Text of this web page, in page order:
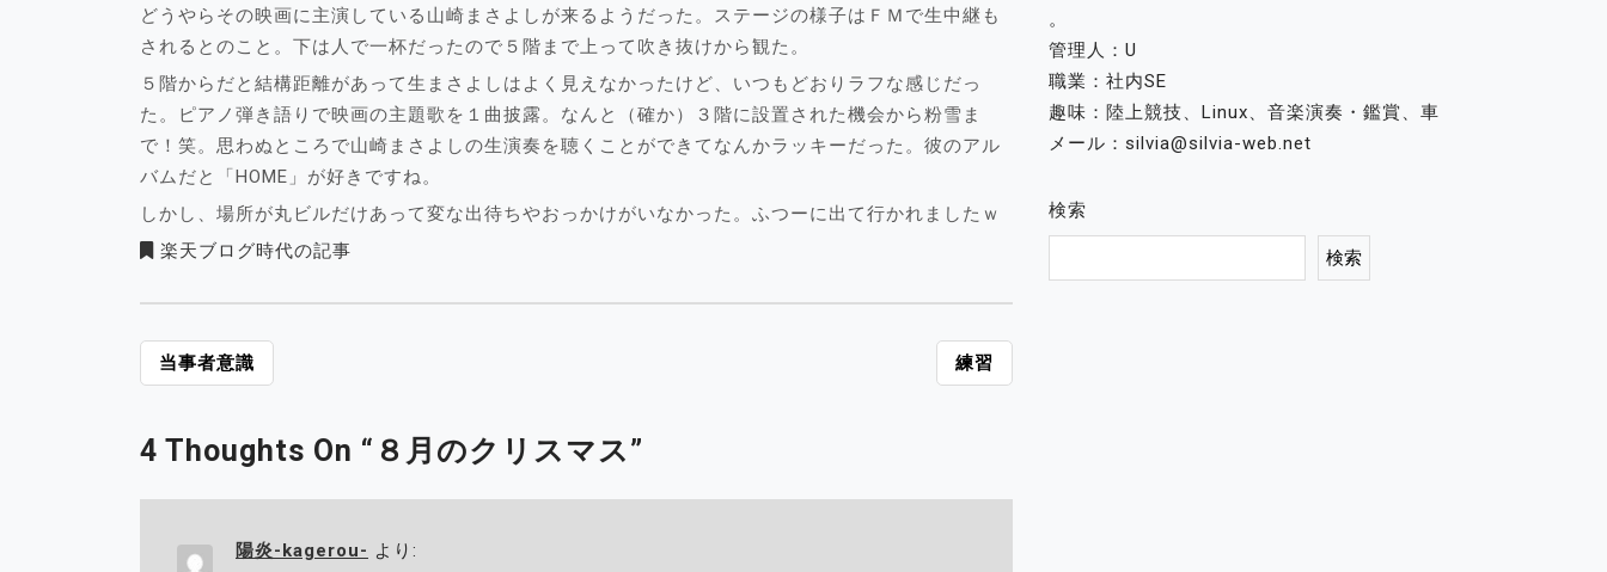
どうやらその映画に主演している山崎まさよしが来るようだった。ステージの様子はＦＭで生中継も
されるとのこと。下は人で一杯だったので５階まで上って吹き抜けから観た。
５階からだと結構距離があって生まさよしはよく見えなかったけど、いつもどおりラフな感じだっ
た。ピアノ弾き語りで映画の主題歌を１曲披露。なんと（確か）３階に設置された機会から粉雪ま
で！笑。思わぬところで山崎まさよしの生演奏を聴くことができてなんかラッキーだった。彼のアル
バムだと「HOME」が好きですね。
しかし、場所が丸ビルだけあって変な出待ちやおっかけがいなかった。ふつーに出て行かれましたｗ
楽天ブログ時代の記事
投
稿
ビ
当事者意識 練習
4 Thoughts On “ ８月のクリスマス”
陽炎-kagerou- より:
。
管理人：U
職業：社内SE
趣味：陸上競技、Linux、音楽演奏・鑑賞、車
メール：silvia@silvia-web.net
検索
検索